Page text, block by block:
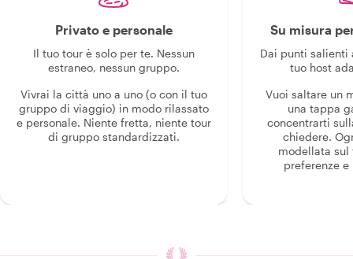
Privato e personale
Il tuo tour è solo per te. Nessun
estraneo, nessun gruppo.
Vivrai la città uno a uno (o con il tuo
gruppo di viaggio) in modo rilassato
e personale. Niente fretta, niente tour
di gruppo standardizzati.
Su misura
Dai punti salienti
tuo host
Vuoi saltare un
una tappa
concentrarti
chiedere.
modellata sul
preferenze